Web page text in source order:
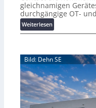
e
e
f
f
p
n
k
t
f
ü
r
r
m
i
t
e
u
e
r
Y
o
gleichnamigen
durchgängige OT-
Weiterlesen:
I
T
-
F
r
a
m
Bild: Dehn SE